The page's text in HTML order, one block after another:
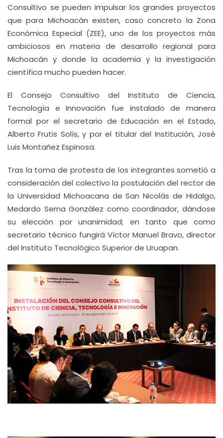
Consultivo se pueden impulsar los grandes proyectos
que para Michoacán existen, caso concreto la Zona
Económica Especial (ZEE), uno de los proyectos más
ambiciosos en materia de desarrollo regional para
Michoacán y donde la academia y la investigación
científica mucho pueden hacer.
El Consejo Consultivo del Instituto de Ciencia,
Tecnología e Innovación fue instalado de manera
formal por el secretario de Educación en el Estado,
Alberto Frutis Solís, y por el titular del Institución, José
Luis Montañez Espinosa.
Tras la toma de protesta de los integrantes sometió a
consideración del colectivo la postulación del rector de
la Universidad Michoacana de San Nicolás de Hidalgo,
Medardo Serna González como coordinador, dándose
su elección por unanimidad; en tanto que como
secretario técnico fungirá Víctor Manuel Bravo, director
del Instituto Tecnológico Superior de Uruapan.